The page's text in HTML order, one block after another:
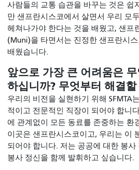
사람들의 교통 습관을 바꾸는 것은 쉽
만 샌프란시스코에서 살면서 우리 모
헤쳐나가야 한다는 것을 배웠고, 샌프
(Muni)을 타면서는 진정한 샌프란시
배웠습니다.
앞으로 가장 큰 어려움은
하십니까? 무엇부터 해결
우리의 비전을 실현하기 위해 SFMTA
적이고 전문적인 직장이 되어야 합니
에 관계없이 모든 동료를 존중하는 환
이곳은 샌프란시스코이고, 우리는 이
되어야 합니다. 저는 공공에 대한 봉
봉사 정신을 함께 발휘하고 싶습니다.